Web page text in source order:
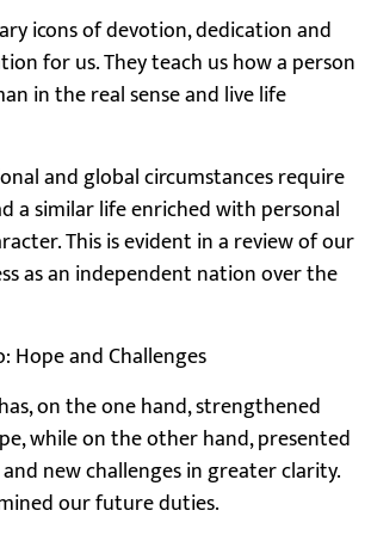
icons of devotion, dedication and
for us. They teach us how a person
in the real sense and live life
and global circumstances require
a similar life enriched with personal
This is evident in a review of our
as an independent nation over the
Hope and Challenges
on the one hand, strengthened
while on the other hand, presented
new challenges in greater clarity.
our future duties.